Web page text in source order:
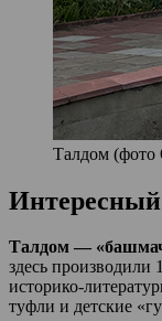
Талдом (фото
Талдом —
здесь производили
историко-
туфли и детские